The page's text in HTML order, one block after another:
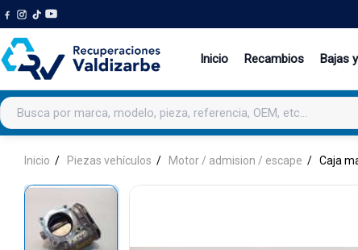
Inicio Recambios Bajas
Buscar productos
Inicio Piezas vehículos Motor / admision / escape Caja